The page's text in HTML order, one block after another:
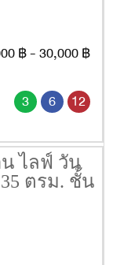
฿ - 30,000 ฿
3 6 12
น ไลฟ์ วัน
35 ตรม. ชั้น